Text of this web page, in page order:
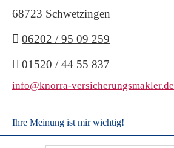
68723 Schwetzingen
06202 / 95 09 259
01520 / 44 55 837
info@knorra-versicherungsmakler.de
Ihre Meinung ist mir wichtig!